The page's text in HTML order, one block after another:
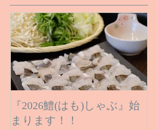
『2026鱧(はも)しゃぶ』始
まります！！